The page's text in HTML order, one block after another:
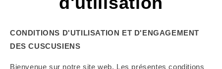
CONDITIONS D'UTILISATION ET D'ENGAGEMENT
DES CUSCUSIENS
Bienvenue sur notre site web. Les présentes conditions